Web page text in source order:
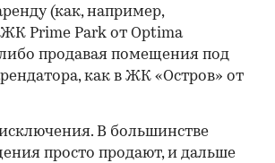
(как, например,
Prime Park от Optima
продавая помещения под
как в ЖК «Остров» от
В большинстве
просто продают, и дальше